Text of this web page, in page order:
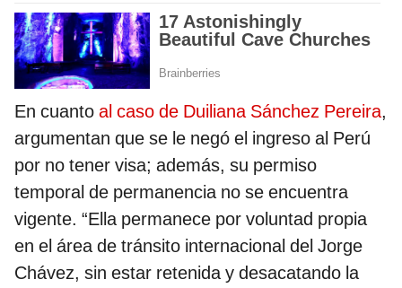
En cuanto al caso de Duiliana Sánchez Pereira,
argumentan que se le negó el ingreso al Perú
por no tener visa; además, su permiso
temporal de permanencia no se encuentra
vigente. “Ella permanece por voluntad propia
en el área de tránsito internacional del Jorge
Chávez, sin estar retenida y desacatando la